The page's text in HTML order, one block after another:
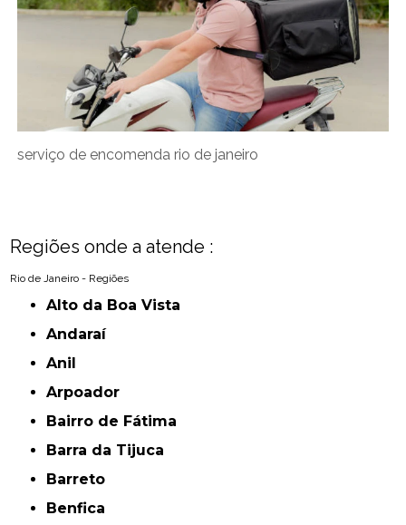
serviço de encomenda rio de janeiro
Regiões onde a atende :
Rio de Janeiro - Regiões
Alto da Boa Vista
Andaraí
Anil
Arpoador
Bairro de Fátima
Barra da Tijuca
Barreto
Benfica